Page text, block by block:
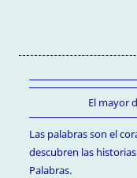
El mayor
Las palabras son el
descubren las
Palabras.